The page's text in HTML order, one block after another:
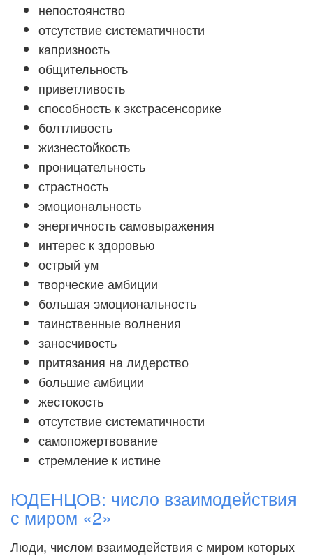
непостоянство
отсутствие систематичности
капризность
общительность
приветливость
способность к экстрасенсорике
болтливость
жизнестойкость
проницательность
страстность
эмоциональность
энергичность самовыражения
интерес к здоровью
острый ум
творческие амбиции
большая эмоциональность
таинственные волнения
заносчивость
притязания на лидерство
большие амбиции
жестокость
отсутствие систематичности
самопожертвование
стремление к истине
ЮДЕНЦОВ: число взаимодействия
с миром «2»
Люди, числом взаимодействия с миром которых